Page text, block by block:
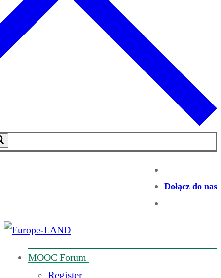
Dołącz do nas
MOOC Forum
Register